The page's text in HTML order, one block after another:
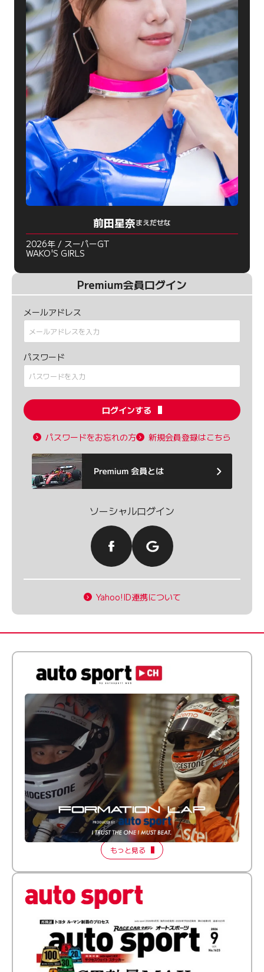
前田星奈まえだせな
2026年 / スーパーGT
WAKO'S GIRLS
Premium会員ログイン
メールアドレス
パスワード
ログインする
パスワードをお忘れの方 新規会員登録はこちら
ソーシャルログイン
Yahoo!ID連携について
倒す相手を、信じてる。小林利徠斗 × 野村勇斗
【FORMATION LAP Produced by auto sport】
2026 Episode 2
もっと見る